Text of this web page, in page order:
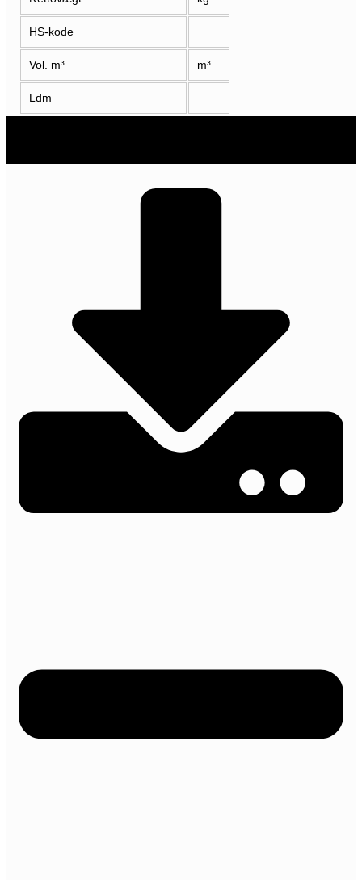
HS-kode
Vol. m³ m³
Ldm